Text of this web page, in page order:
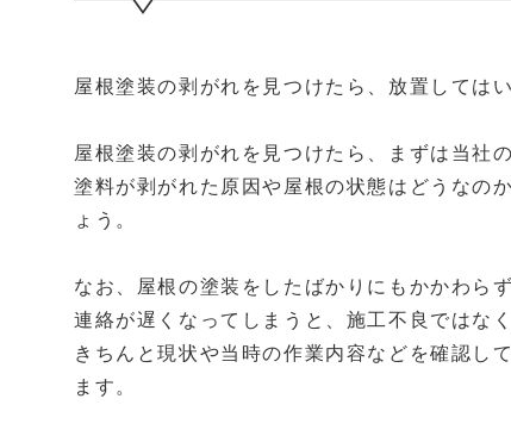
屋根塗装の剥がれを見つけたら、放置してはい
屋根塗装の剥がれを見つけたら、まずは当社
塗料が剥がれた原因や屋根の状態はどうなの
ょう。
なお、屋根の塗装をしたばかりにもかかわら
連絡が遅くなってしまうと、施工不良ではな
きちんと現状や当時の作業内容などを確認し
ます。